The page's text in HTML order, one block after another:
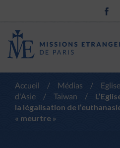
Accueil / Médias /
d'Asie
/ Taiwan /
la légalisation de
« meurtre »